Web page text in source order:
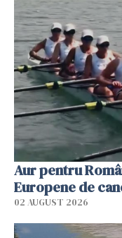
Aur pentru
Europene de
02 AUGUST 2026